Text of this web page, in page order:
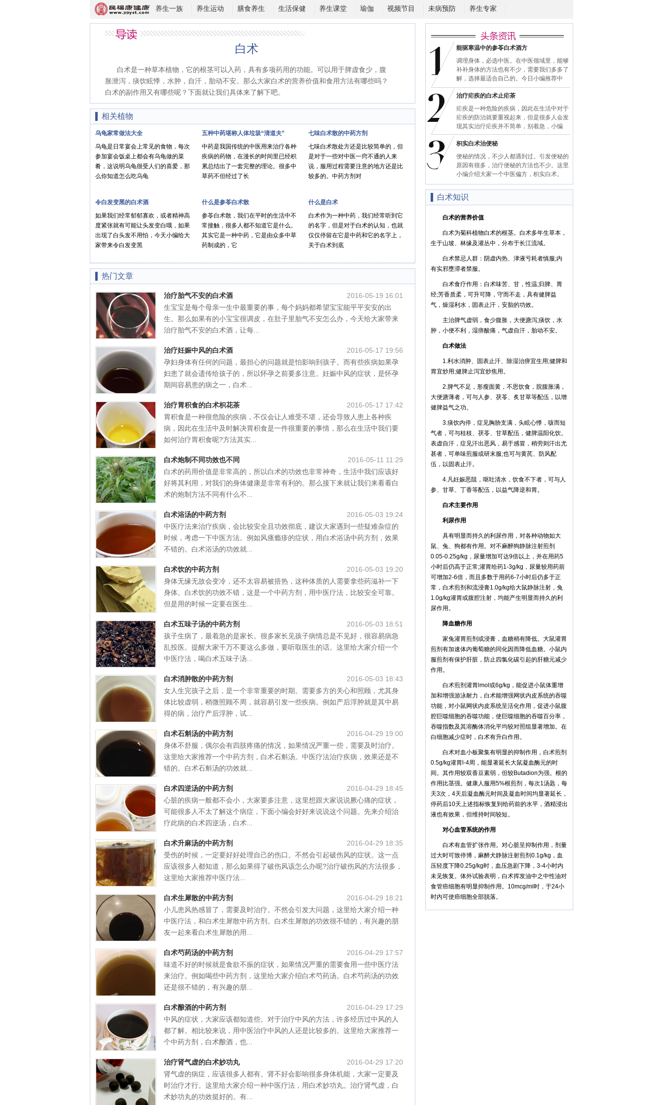
养生一族 养生运动 膳食养生 生活保健 养生课堂 瑜伽 视频节目 未病预防 养生专家
白术
白术是一种草本植物，它的根茎可以入药，具有多项药用的功能。可以用于脾虚食少，腹
胀泄泻，痰饮眩悸，水肿，自汗，胎动不安。那么大家白术的营养价值和食用方法有哪些吗？
白术的副作用又有哪些呢？下面就让我们具体来了解下吧。
相关植物
乌龟家常做法大全
乌龟是日常宴会上常见的食物，每次
参加宴会饭桌上都会有乌龟做的菜
肴，这说明乌龟很受人们的喜爱，那
么你知道怎么吃乌龟
五种中药堪称人体垃圾“清道夫”
中药是我国传统的中医用来治疗各种
疾病的药物，在漫长的时间里已经积
累总结出了一套完整的理论。很多中
草药不但经过了长
七味白术散的中药方剂
七味白术散处方还是比较简单的，但
是对于一些对中医一窍不通的人来
说，服用过程需要注意的地方还是比
较多的。中药方剂对
令白发变黑的白术酒
如果我们经常郁郁寡欢，或者精神高
度紧张就有可能让头发变白哦，如果
出现了白头发不用怕，今天小编给大
家带来令白发变黑
什么是参苓白术散
参苓白术散，我们在平时的生活中不
常接触，很多人都不知道它是什么。
其实它是一种中药，它是由众多中草
药制成的，它
什么是白术
白术作为一种中药，我们经常听到它
的名字，但是对于白术的认知，也就
仅仅停留在它是中药和它的名字上，
关于白术到底
热门文章
治疗胎气不安的白术酒
2016-05-19 16:01
生宝宝是每个母亲一生中最重要的事，每个妈妈都希望宝宝能平平安安的出
生。那么如果有的小宝宝很调皮，在肚子里胎气不安怎么办，今天给大家带来
治疗胎气不安的白术酒，让每...
治疗妊娠中风的白术酒
2016-05-17 19:56
孕妇身体有任何的问题，最担心的问题就是怕影响到孩子。而有些疾病如果孕
妇患了就会遗传给孩子的，所以怀孕之前要多注意。妊娠中风的症状，是怀孕
期间容易患的病之一，白术...
治疗胃积食的白术枳花茶
2016-05-17 17:42
胃积食是一种很危险的疾病，不仅会让人难受不堪，还会导致人患上各种疾
病，因此在生活中及时解决胃积食是一件很重要的事情，那么在生活中我们要
如何治疗胃积食呢?方法其实...
白术炮制不同功效也不同
2016-05-11 11:29
白术的药用价值是非常高的，所以白术的功效也非常神奇，生活中我们应该好
好将其利用，对我们的身体健康是非常有利的。那么接下来就让我们来看看白
术的炮制方法不同有什么不...
白术浴汤的中药方剂
2016-05-03 19:24
中医疗法来治疗疾病，会比较安全且功效彻底，建议大家遇到一些疑难杂症的
时候，考虑一下中医方法。例如风瘙瘾疹的症状，用白术浴汤中药方剂，效果
不错的。白术浴汤的功效就...
白术饮的中药方剂
2016-05-03 19:20
身体无缘无故会变冷，还不太容易被捂热，这种体质的人需要拿些药滋补一下
身体。白术饮的功效不错，这是一个中药方剂，用中医疗法，比较安全可靠。
但是用的时候一定要在医生...
白术五味子汤的中药方剂
2016-05-03 18:51
孩子生病了，最着急的是家长。很多家长见孩子病情总是不见好，很容易病急
乱投医。提醒大家千万不要这么多做，要听取医生的话。这里给大家介绍一个
中医疗法，喝白术五味子汤...
白术消肿散的中药方剂
2016-05-03 18:43
女人生完孩子之后，是一个非常重要的时期。需要多方的关心和照顾，尤其身
体比较虚弱，稍微照顾不周，就容易引发一些疾病。例如产后浮肿就是其中易
得的病，治疗产后浮肿，试...
白术石斛汤的中药方剂
2016-04-29 19:00
身体不舒服，偶尔会有四肢疼痛的情况，如果情况严重一些，需要及时治疗。
这里给大家推荐一个中药方剂，白术石斛汤。中医疗法治疗疾病，效果还是不
错的。白术石斛汤的功效就...
白术四逆汤的中药方剂
2016-04-29 18:45
心脏的疾病一般都不会小，大家要多注意，这里想跟大家说说厥心痛的症状，
可能很多人不太了解这个病症，下面小编会好好来说说这个问题。先来介绍治
疗此病的白术四逆汤，白术...
白术升麻汤的中药方剂
2016-04-29 18:35
受伤的时候，一定要好好处理自己的伤口。不然会引起破伤风的症状。这一点
应该很多人都知道，那么如果得了破伤风该怎么办呢?治疗破伤风的方法很多，
这里给大家推荐中医疗法...
白术生犀散的中药方剂
2016-04-29 18:21
小儿患风热感冒了，需要及时治疗。不然会引发大问题，这里给大家介绍一种
中医疗法，和白术生犀散中药方剂。白术生犀散的功效很不错的，有兴趣的朋
友一起来看白术生犀散的用...
白术芍药汤的中药方剂
2016-04-29 17:57
味道不好的时候就是食欲不振的症状，如果情况严重的需要食用一些中医疗法
来治疗。例如喝些中药方剂，这里给大家介绍白术芍药汤。白术芍药汤的功效
还是很不错的，有兴趣的朋...
白术酿酒的中药方剂
2016-04-29 17:29
中风的症状，大家应该都知道些。对于治疗中风的方法，许多经历过中风的人
都了解。相比较来说，用中医治疗中风的人还是比较多的。这里给大家推荐一
个中药方剂，白术酿酒，也...
治疗肾气虚的白术妙功丸
2016-04-29 17:20
肾气虚的病症，应该很多人都有。肾不好会影响很多身体机能，大家一定要及
时治疗才行。这里给大家介绍一种中医疗法，用白术妙功丸。治疗肾气虚，白
术妙功丸的功效挺好的。有...
能驱寒温中的参苓白术酒方
调理身体，必选中医。在中医领域里，能够
补补身体的方法也有不少，需要我们多多了
解，选择最适合自己的。今日小编推荐中
治疗疟疾的白术止疟茶
疟疾是一种危险的疾病，因此在生活中对于
疟疾的防治就要重视起来，但是很多人会发
现其实治疗疟疾并不简单，别着急，小编
枳实白术治便秘
便秘的情况，不少人都遇到过。引发便秘的
原因有很多，治疗便秘的方法也不少。这里
小编介绍大家一个中医偏方，枳实白术。
白术知识
白术的营养价值
白术为菊科植物白术的根茎。白术多年生草本，
生于山坡、林缘及灌丛中，分布于长江流域。
白术禁忌人群：阴虚内热、津液亏耗者慎服;内
有实邪壅滞者禁服。
白术食疗作用：白术味苦、甘，性温;归脾、胃
经;芳香质柔，可升可降，守而不走，具有健脾益
气，燥湿利水，固表止汗，安胎的功效。
主治脾气虚弱，食少腹胀，大便溏泻;痰饮，水
肿，小便不利，湿痹酸痛，气虚自汗，胎动不安。
白术做法
1.利水消肿、固表止汗、除湿治痹宜生用;健脾和
胃宜炒用;健脾止泻宜炒焦用。
2.脾气不足，形瘦面黄，不思饮食，脘腹胀满，
大便溏薄者，可与人参、茯苓、炙甘草等配伍，以增
健脾益气之功。
3.痰饮内停，症见胸胁支满，头眩心悸，咳而短
气者，可与桂枝、茯苓、甘草配伍，健脾温阳化饮。
表虚自汗，症见汗出恶风，易于感冒，稍劳则汗出尤
甚者，可单味煎服或研末服;也可与黄芪、防风配
伍，以固表止汗。
4.凡妊娠恶阻，呕吐清水，饮食不下者，可与人
参、甘草、丁香等配伍，以益气降逆和胃。
白术主要作用
利尿作用
具有明显而持久的利尿作用，对各种动物如大
鼠、兔、狗都有作用。对不麻醉狗静脉注射煎剂
0.05-0.25g/kg，尿量增加可达9倍以上，并在用药5
小时后仍高于正常;灌胃给药1-3g/kg，尿量较用药前
可增加2-6倍，而且多数于用药6-7小时后仍多于正
常，白术煎剂和流浸膏1.0g/kg给大鼠静脉注射，兔
1.0g/kg灌胃或腹腔注射，均能产生明显而持久的利
尿作用。
降血糖作用
家兔灌胃煎剂或浸膏，血糖稍有降低。大鼠灌胃
煎剂有加速体内葡萄糖的同化因而降低血糖。小鼠内
服煎剂有保护肝脏，防止四氯化碳引起的肝糖元减少
作用。
白术煎剂灌胃lmol或6g/kg，能促进小鼠体重增
加和增强游泳耐力，白术能增强网状内皮系统的吞噬
功能，对小鼠网状内皮系统呈活化作用，促进小鼠腹
腔巨噬细胞的吞噬功能，使巨噬细胞的吞噬百分率，
吞噬指数及其溶酶体消化平均较对照组显著增加。在
白细胞减少症时，白术有升白作用。
白术对血小板聚集有明显的抑制作用，白术煎剂
0.5g/kg灌胃l-4周，能显著延长大鼠凝血酶元的时
间。其作用较双香豆素弱，但较Butadion为强。根的
作用比茎强。健康人服用5%根煎剂，每次1汤匙，每
天3次，4天后凝血酶元时间及凝血时间均显著延长，
停药后10天上述指标恢复到给药前的水平，酒精浸出
液也有效果，但维持时间较短。
对心血管系统的作用
白术有血管扩张作用。对心脏呈抑制作用，剂量
过大时可致停博，麻醉犬静脉注射煎剂0.1g/kg，血
压轻度下降0.25g/kg时，血压急剧下降，3-4小时内
未见恢复。体外试验表明，白术挥发油中之中性油对
食管癌细胞有明显抑制作用。10mcg/ml时，于24小
时内可使癌细胞全部脱落。